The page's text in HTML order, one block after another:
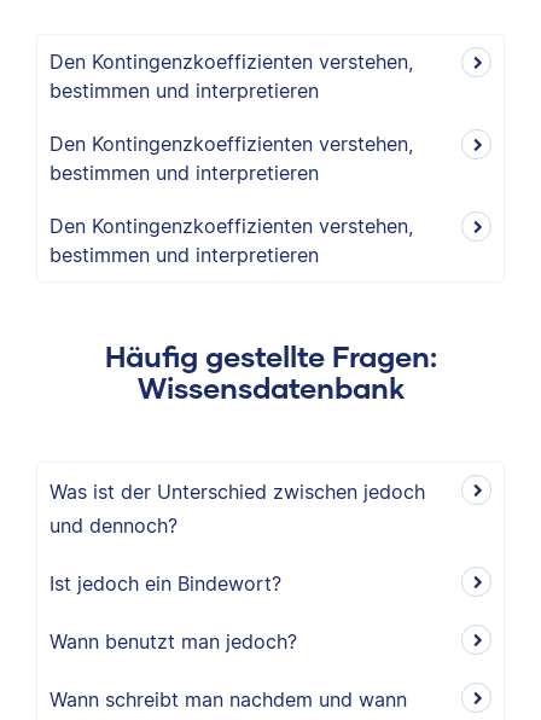
Den Kontingenzkoeffizienten verstehen,
bestimmen und interpretieren
Den Kontingenzkoeffizienten verstehen,
bestimmen und interpretieren
Den Kontingenzkoeffizienten verstehen,
bestimmen und interpretieren
Häufig gestellte Fragen:
Wissensdatenbank
Was ist der Unterschied zwischen jedoch
und dennoch?
Ist jedoch ein Bindewort?
Wann benutzt man jedoch?
Wann schreibt man nachdem und wann